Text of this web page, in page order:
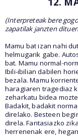
(Interpreteak bere
zapatilak janzten
Mamu bat izan nahi
helmugarik gabe.
bat. Mamu normal-
Ibili-ibilian dabilen
bezala. Mamu
haragiaren tragediaz
zeharkatu bidea
Badakit, badakit
direlako. Besteen
direla. Fantasiazko
herrenenak ere,